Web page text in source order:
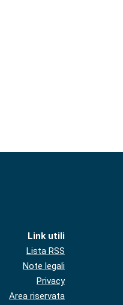
Link utili
Lista RSS
Note legali
Privacy
Area riservata